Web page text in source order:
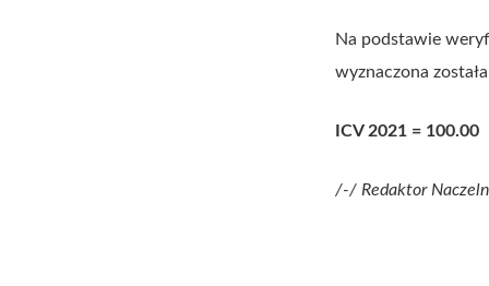
Na podstawie
wyznaczona
ICV 2021 = 100.00
/-/ Redaktor